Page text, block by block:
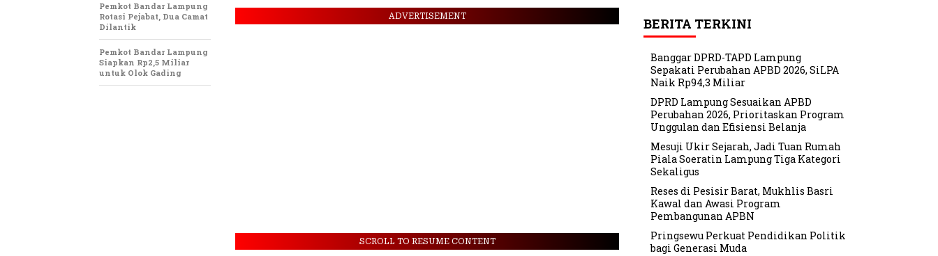
ADVERTISEMENT
SCROLL TO RESUME CONTENT
Pemkot Bandar Lampung
Rotasi Pejabat, Dua Camat
Dilantik
Pemkot Bandar Lampung
Siapkan Rp2,5 Miliar
untuk Olok Gading
BERITA TERKINI
Banggar DPRD-TAPD Lampung
Sepakati Perubahan APBD 2026, SiLPA
Naik Rp94,3 Miliar
DPRD Lampung Sesuaikan APBD
Perubahan 2026, Prioritaskan Program
Unggulan dan Efisiensi Belanja
Mesuji Ukir Sejarah, Jadi Tuan Rumah
Piala Soeratin Lampung Tiga Kategori
Sekaligus
Reses di Pesisir Barat, Mukhlis Basri
Kawal dan Awasi Program
Pembangunan APBN
Pringsewu Perkuat Pendidikan Politik
bagi Generasi Muda